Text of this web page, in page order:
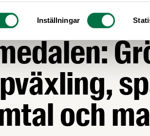
Inställningar
och